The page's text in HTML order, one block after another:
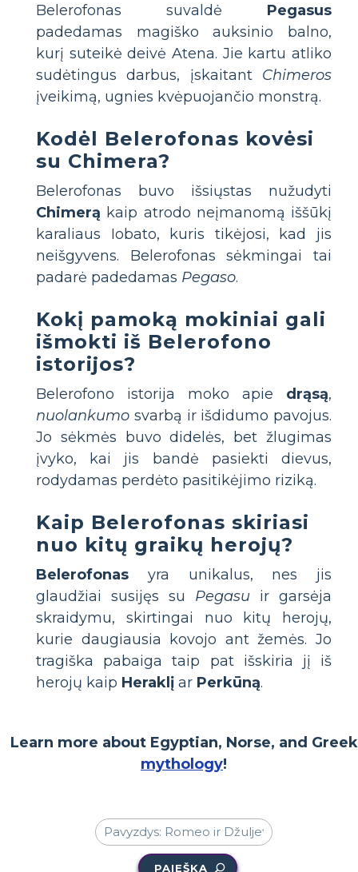
Belerofonas suvaldė Pegasus
padedamas magiško auksinio balno,
kurį suteikė deivė Atena. Jie kartu atliko
sudėtingus darbus, įskaitant Chimeros
įveikimą, ugnies kvėpuojančio monstrą.
Kodėl Belerofonas kovėsi
su Chimera?
Belerofonas buvo išsiųstas nužudyti
Chimerą kaip atrodo neįmanomą iššūkį
karaliaus Iobato, kuris tikėjosi, kad jis
neišgyvens. Belerofonas sėkmingai tai
padarė padedamas Pegaso.
Kokį pamoką mokiniai gali
išmokti iš Belerofono
istorijos?
Belerofono istorija moko apie drąsą,
nuolankumo svarbą ir išdidumo pavojus.
Jo sėkmės buvo didelės, bet žlugimas
įvyko, kai jis bandė pasiekti dievus,
rodydamas perdėto pasitikėjimo riziką.
Kaip Belerofonas skiriasi
nuo kitų graikų herojų?
Belerofonas yra unikalus, nes jis
glaudžiai susijęs su Pegasu ir garsėja
skraidymu, skirtingai nuo kitų herojų,
kurie daugiausia kovojo ant žemės. Jo
tragiška pabaiga taip pat išskiria jį iš
herojų kaip Heraklį ar Perkūną.
Learn more about Egyptian, Norse, and Greek
mythology!
PAIEŠKA